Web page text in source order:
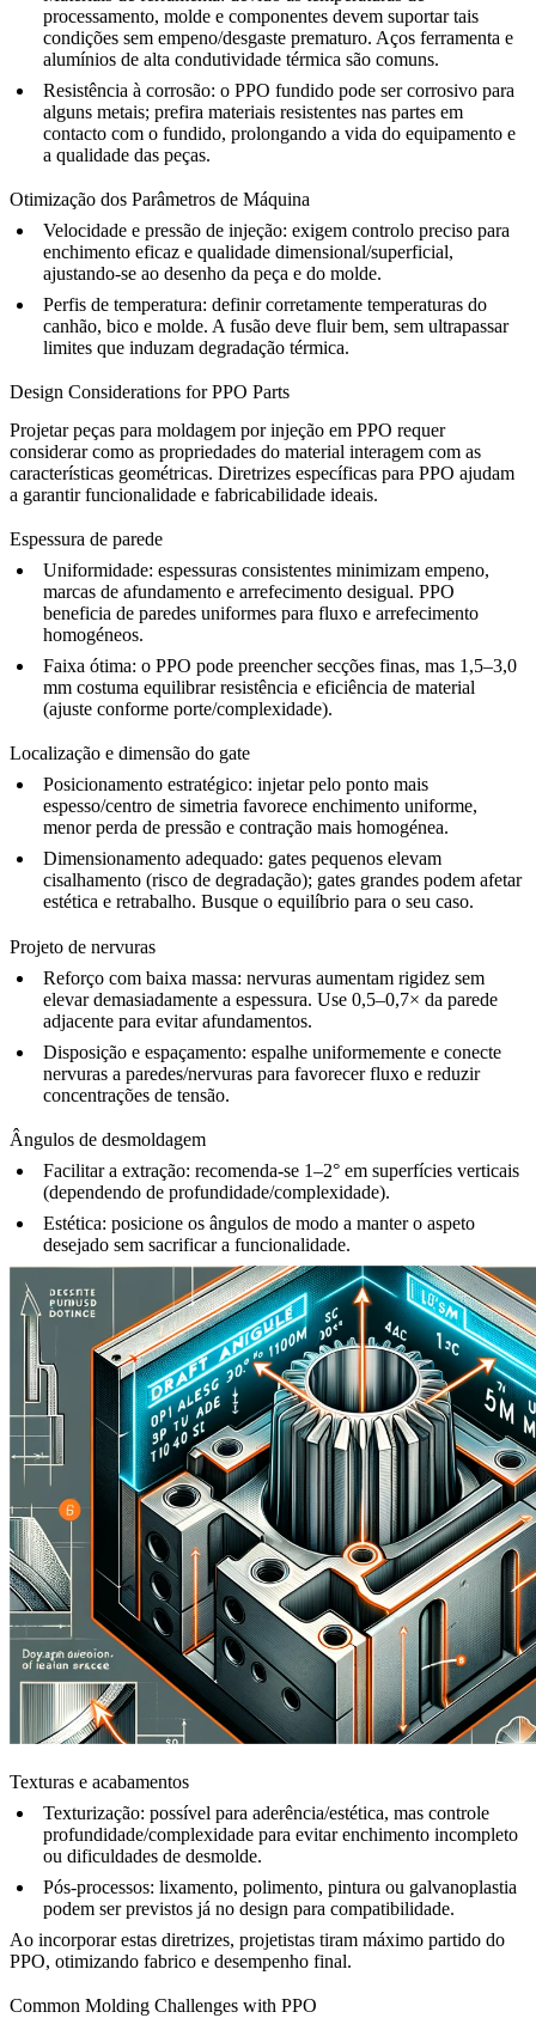
processamento, molde e componentes devem suportar tais
condições sem empeno/desgaste prematuro. Aços ferramenta e
alumínios de alta condutividade térmica são comuns.
Resistência à corrosão: o PPO fundido pode ser corrosivo para
alguns metais; prefira materiais resistentes nas partes em
contacto com o fundido, prolongando a vida do equipamento e
a qualidade das peças.
Otimização dos Parâmetros de Máquina
Velocidade e pressão de injeção: exigem controlo preciso para
enchimento eficaz e qualidade dimensional/superficial,
ajustando-se ao desenho da peça e do molde.
Perfis de temperatura: definir corretamente temperaturas do
canhão, bico e molde. A fusão deve fluir bem, sem ultrapassar
limites que induzam degradação térmica.
Design Considerations for PPO Parts
Projetar peças para moldagem por injeção em PPO requer
considerar como as propriedades do material interagem com as
características geométricas. Diretrizes específicas para PPO ajudam
a garantir funcionalidade e fabricabilidade ideais.
Espessura de parede
Uniformidade: espessuras consistentes minimizam empeno,
marcas de afundamento e arrefecimento desigual. PPO
beneficia de paredes uniformes para fluxo e arrefecimento
homogéneos.
Faixa ótima: o PPO pode preencher secções finas, mas 1,5–3,0
mm costuma equilibrar resistência e eficiência de material
(ajuste conforme porte/complexidade).
Localização e dimensão do gate
Posicionamento estratégico: injetar pelo ponto mais
espesso/centro de simetria favorece enchimento uniforme,
menor perda de pressão e contração mais homogénea.
Dimensionamento adequado: gates pequenos elevam
cisalhamento (risco de degradação); gates grandes podem afetar
estética e retrabalho. Busque o equilíbrio para o seu caso.
Projeto de nervuras
Reforço com baixa massa: nervuras aumentam rigidez sem
elevar demasiadamente a espessura. Use 0,5–0,7× da parede
adjacente para evitar afundamentos.
Disposição e espaçamento: espalhe uniformemente e conecte
nervuras a paredes/nervuras para favorecer fluxo e reduzir
concentrações de tensão.
Ângulos de desmoldagem
Facilitar a extração: recomenda-se 1–2° em superfícies verticais
(dependendo de profundidade/complexidade).
Estética: posicione os ângulos de modo a manter o aspeto
desejado sem sacrificar a funcionalidade.
Texturas e acabamentos
Texturização: possível para aderência/estética, mas controle
profundidade/complexidade para evitar enchimento incompleto
ou dificuldades de desmolde.
Pós-processos: lixamento, polimento, pintura ou galvanoplastia
podem ser previstos já no design para compatibilidade.
Ao incorporar estas diretrizes, projetistas tiram máximo partido do
PPO, otimizando fabrico e desempenho final.
Common Molding Challenges with PPO